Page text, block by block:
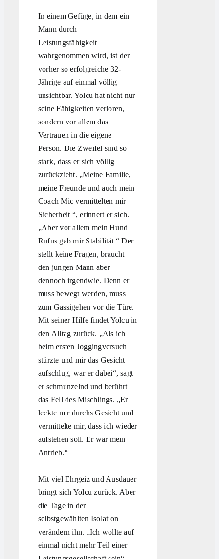
In einem Gefüge, in dem ein
Mann durch
Leistungsfähigkeit
wahrgenommen wird, ist der
vorher so erfolgreiche 32-
Jährige auf einmal völlig
unsichtbar. Yolcu hat nicht nur
seine Fähigkeiten verloren,
sondern vor allem das
Vertrauen in die eigene
Person. Die Zweifel sind so
stark, dass er sich völlig
zurückzieht. „Meine Familie,
meine Freunde und auch mein
Coach Mic vermittelten mir
Sicherheit “, erinnert er sich.
„Aber vor allem mein Hund
Rufus gab mir Stabilität.“ Der
stellt keine Fragen, braucht
den jungen Mann aber
dennoch irgendwie. Denn er
muss bewegt werden, muss
zum Gassigehen vor die Türe.
Mit seiner Hilfe findet Yolcu in
den Alltag zurück. „Als ich
beim ersten Joggingversuch
stürzte und mir das Gesicht
aufschlug, war er dabei“, sagt
er schmunzelnd und berührt
das Fell des Mischlings. „Er
leckte mir durchs Gesicht und
vermittelte mir, dass ich wieder
aufstehen soll. Er war mein
Antrieb.“
Mit viel Ehrgeiz und Ausdauer
bringt sich Yolcu zurück. Aber
die Tage in der
selbstgewählten Isolation
verändern ihn. „Ich wollte auf
einmal nicht mehr Teil einer